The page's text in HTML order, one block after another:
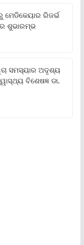
ରିଜର୍ଭ
ଶୁଭାରମ୍ଭ
ସମସ୍ୟାର ଅଦୃଶ୍ୟ
ବିଶେଷଜ୍ଞ ଡା.